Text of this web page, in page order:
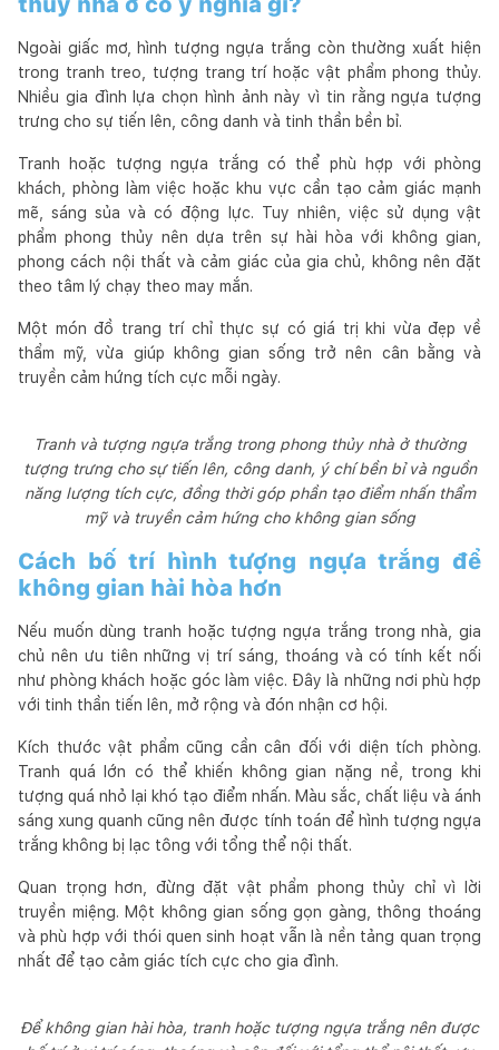
Ngoài giấc mơ, hình tượng ngựa trắng còn thường xuất hiện
trong tranh treo, tượng trang trí hoặc vật phẩm phong thủy.
Nhiều gia đình lựa chọn hình ảnh này vì tin rằng ngựa tượng
trưng cho sự tiến lên, công danh và tinh thần bền bỉ.
Tranh hoặc tượng ngựa trắng có thể phù hợp với phòng
khách, phòng làm việc hoặc khu vực cần tạo cảm giác mạnh
mẽ, sáng sủa và có động lực. Tuy nhiên, việc sử dụng vật
phẩm phong thủy nên dựa trên sự hài hòa với không gian,
phong cách nội thất và cảm giác của gia chủ, không nên đặt
theo tâm lý chạy theo may mắn.
Một món đồ trang trí chỉ thực sự có giá trị khi vừa đẹp về
thẩm mỹ, vừa giúp không gian sống trở nên cân bằng và
truyền cảm hứng tích cực mỗi ngày.
Tranh và tượng ngựa trắng trong phong thủy nhà ở thường
tượng trưng cho sự tiến lên, công danh, ý chí bền bỉ và nguồn
năng lượng tích cực, đồng thời góp phần tạo điểm nhấn thẩm
mỹ và truyền cảm hứng cho không gian sống
Cách bố trí hình tượng ngựa trắng để
không gian hài hòa hơn
Nếu muốn dùng tranh hoặc tượng ngựa trắng trong nhà, gia
chủ nên ưu tiên những vị trí sáng, thoáng và có tính kết nối
như phòng khách hoặc góc làm việc. Đây là những nơi phù hợp
với tinh thần tiến lên, mở rộng và đón nhận cơ hội.
Kích thước vật phẩm cũng cần cân đối với diện tích phòng.
Tranh quá lớn có thể khiến không gian nặng nề, trong khi
tượng quá nhỏ lại khó tạo điểm nhấn. Màu sắc, chất liệu và ánh
sáng xung quanh cũng nên được tính toán để hình tượng ngựa
trắng không bị lạc tông với tổng thể nội thất.
Quan trọng hơn, đừng đặt vật phẩm phong thủy chỉ vì lời
truyền miệng. Một không gian sống gọn gàng, thông thoáng
và phù hợp với thói quen sinh hoạt vẫn là nền tảng quan trọng
nhất để tạo cảm giác tích cực cho gia đình.
Để không gian hài hòa, tranh hoặc tượng ngựa trắng nên được